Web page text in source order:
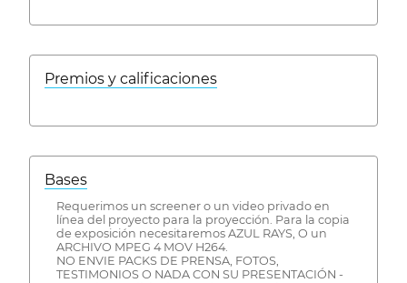
Premios y calificaciones
Bases
Requerimos un screener o un video privado en
línea del proyecto para la proyección. Para la copia
de exposición necesitaremos AZUL RAYS, O un
ARCHIVO MPEG 4 MOV H264.
NO ENVIE PACKS DE PRENSA, FOTOS,
TESTIMONIOS O NADA CON SU PRESENTACIÓN -